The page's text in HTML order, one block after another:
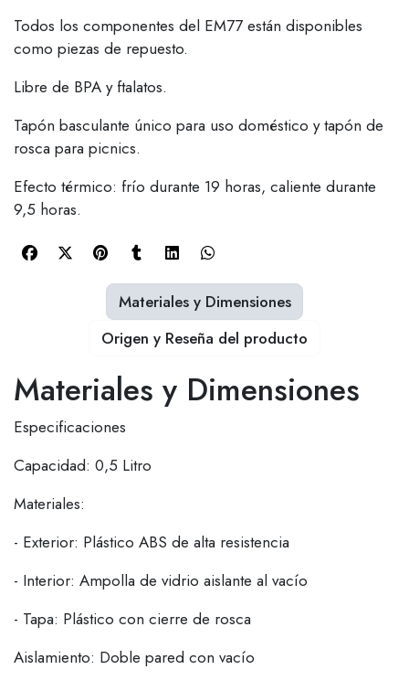
Todos los componentes del EM77 están disponibles
como piezas de repuesto.
Libre de BPA y ftalatos.
Tapón basculante único para uso doméstico y tapón de
rosca para picnics.
Efecto térmico: frío durante 19 horas, caliente durante
9,5 horas.
Materiales y Dimensiones
Especificaciones
Capacidad: 0,5 Litro
Materiales:
- Exterior: Plástico ABS de alta resistencia
- Interior: Ampolla de vidrio aislante al vacío
- Tapa: Plástico con cierre de rosca
Aislamiento: Doble pared con vacío
Materiales y Dimensiones
Origen y Reseña del producto